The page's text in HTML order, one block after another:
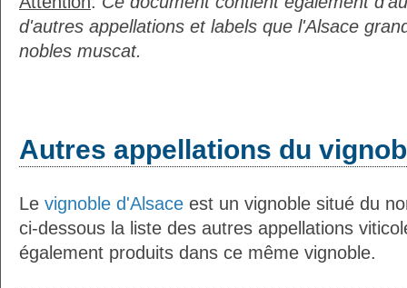
d'autres appellations et labels que l'Alsace
nobles muscat.
Autres appellations du
Le vignoble d'Alsace est un vignoble situé du
ci-dessous la liste des autres appellations
également produits dans ce même vignoble.